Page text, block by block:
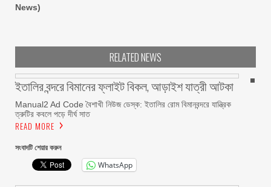
News)
RELATED NEWS
ইতালির বন্দরে বিমানের ফ্লাইট বিকল, আড়াইশ যাত্রী আটকা
Manual2 Ad Code বৈশাখী নিউজ ডেস্ক: ইতালির রোম বিমানবন্দরে যান্ত্রিক
ত্রুটির কবলে পড়ে দীর্ঘ সাত
READ MORE
সংবাদটি শেয়ার করুন
WhatsApp